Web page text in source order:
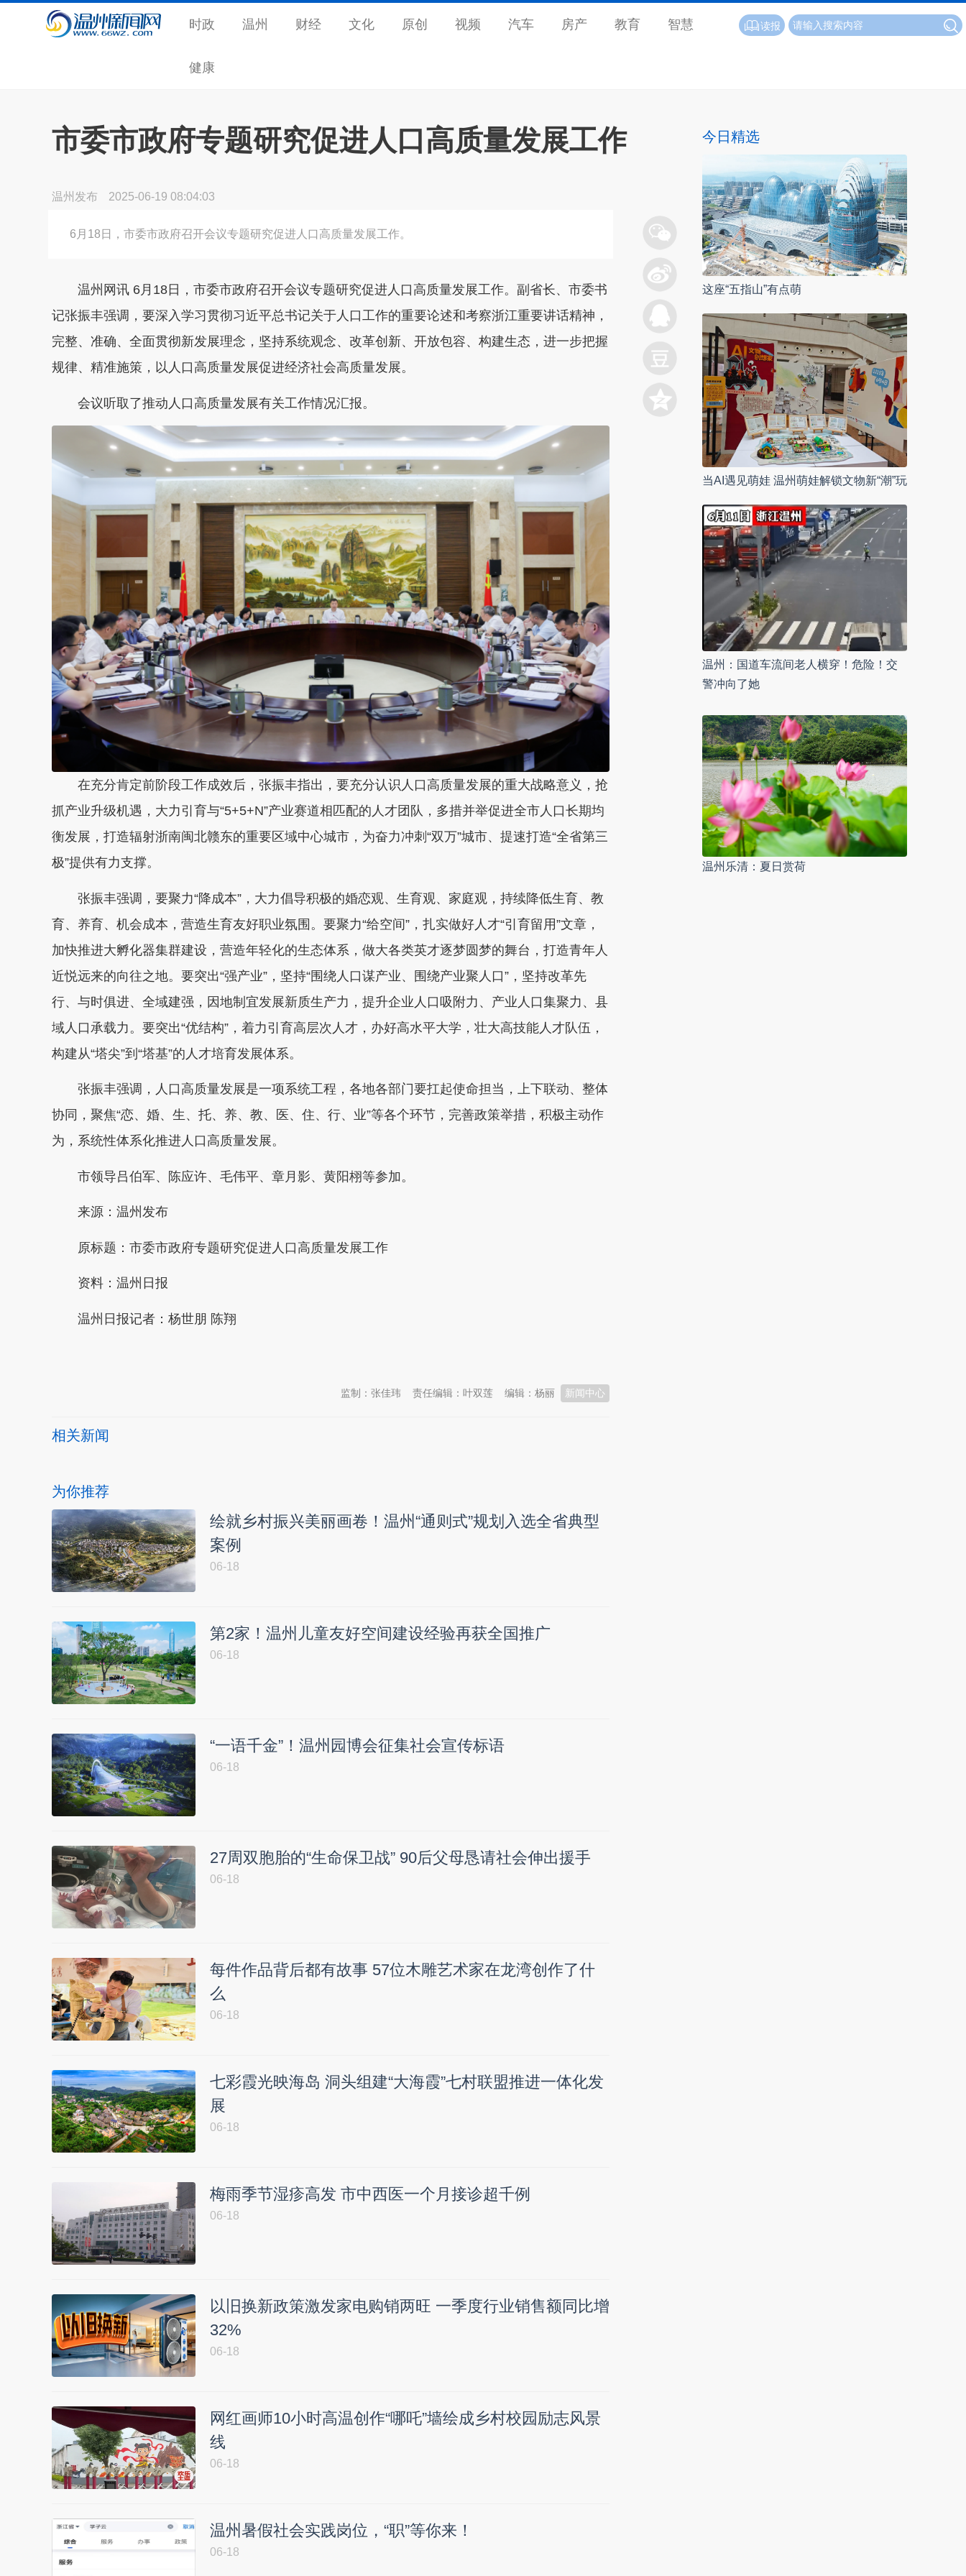
时政 温州 财经 文化 原创 视频 汽车 房产 教育 智慧
健康
读报
市委市政府专题研究促进人口高质量发展工作
温州发布 2025-06-19 08:04:03
6月18日，市委市政府召开会议专题研究促进人口高质量发展工作。
温州网讯 6月18日，市委市政府召开会议专题研究促进人口高质量发展工作。 副省长、市委书
记张振丰强调，要深入学习贯彻习近平总书记关于人口工作的重要论述和考察浙江重要讲话精神，
完整、准确、全面贯彻新发展理念，坚持系统观念、改革创新、开放包容、构建生态，进一步把握
规律、精准施策，以人口高质量发展促进经济社会高质量发展。
会议听取了推动人口高质量发展有关工作情况汇报。
在充分肯定前阶段工作成效后，张振丰指出，要充分认识人口高质量发展的重大战略意义，抢
抓产业升级机遇，大力引育与“5+5+N”产业赛道相匹配的人才团队，多措并举促进全市人口长期均
衡发展，打造辐射浙南闽北赣东的重要区域中心城市，为奋力冲刺“双万”城市、提速打造“全省第三
极”提供有力支撑。
张振丰强调，要聚力“降成本”，大力倡导积极的婚恋观、生育观、家庭观，持续降低生育、教
育、养育、机会成本，营造生育友好职业氛围。要聚力“给空间”，扎实做好人才“引育留用”文章，
加快推进大孵化器集群建设，营造年轻化的生态体系，做大各类英才逐梦圆梦的舞台，打造青年人
近悦远来的向往之地。要突出“强产业”，坚持“围绕人口谋产业、围绕产业聚人口”，坚持改革先
行、与时俱进、全域建强，因地制宜发展新质生产力，提升企业人口吸附力、产业人口集聚力、县
域人口承载力。要突出“优结构”，着力引育高层次人才，办好高水平大学，壮大高技能人才队伍，
构建从“塔尖”到“塔基”的人才培育发展体系。
张振丰强调，人口高质量发展是一项系统工程，各地各部门要扛起使命担当，上下联动、整体
协同，聚焦“恋、婚、生、托、养、教、医、住、行、业”等各个环节，完善政策举措，积极主动作
为，系统性体系化推进人口高质量发展。
市领导吕伯军、陈应许、毛伟平、章月影、黄阳栩等参加。
来源：温州发布
原标题： 市委市政府专题研究促进人口高质量发展工作
资料：温州日报
温州日报记者：杨世朋 陈翔
新闻中心
编辑：杨丽
责任编辑：叶双莲
监制：张佳玮
相关新闻
为你推荐
绘就乡村振兴美丽画卷！温州“通则式”规划入选全省典型
案例
06-18
第2家！温州儿童友好空间建设经验再获全国推广
06-18
“一语千金”！温州园博会征集社会宣传标语
06-18
27周双胞胎的“生命保卫战” 90后父母恳请社会伸出援手
06-18
每件作品背后都有故事 57位木雕艺术家在龙湾创作了什
么
06-18
七彩霞光映海岛 洞头组建“大海霞”七村联盟推进一体化发
展
06-18
梅雨季节湿疹高发 市中西医一个月接诊超千例
06-18
以旧换新政策激发家电购销两旺 一季度行业销售额同比增
32%
06-18
网红画师10小时高温创作“哪吒”墙绘成乡村校园励志风景
线
06-18
温州暑假社会实践岗位，“职”等你来！
06-18
今日精选
这座“五指山”有点萌
当AI遇见萌娃 温州萌娃解锁文物新“潮”玩
温州：国道车流间老人横穿！危险！交
警冲向了她
温州乐清：夏日赏荷